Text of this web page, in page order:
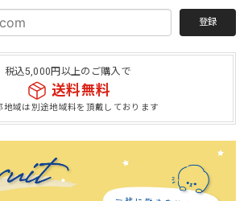
登録
税込5,000円以上のご購入で
送料無料
域は別途地域料を頂戴しております